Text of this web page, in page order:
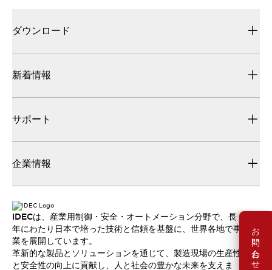
お問い合わせ
ダウンロード
新着情報
サポート
企業情報
IDECは、産業用制御・安全・オートメーション分野で、長
年にわたり日本で培った技術と信頼を基盤に、世界各地で事
業を展開しています。
革新的な製品とソリューションを通じて、製造現場の生産性
と安全性の向上に貢献し、人と社会の豊かな未来を支えま